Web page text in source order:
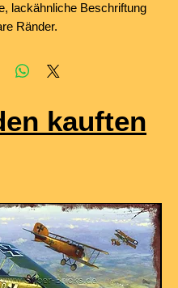
lackähnliche Beschriftung
Ränder.
kauften